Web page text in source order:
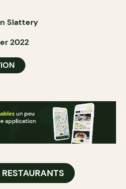
Slattery
2022
RESTAURANTS